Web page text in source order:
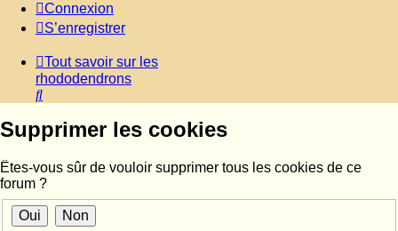
Connexion
S’enregistrer
Tout savoir sur les
rhododendrons
Rechercher
Supprimer les cookies
Êtes-vous sûr de vouloir supprimer tous les cookies de ce
forum ?